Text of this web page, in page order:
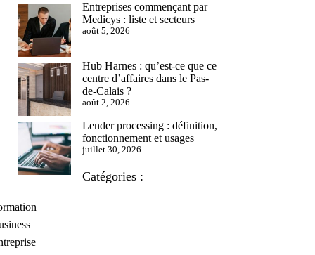
Entreprises commençant par
Medicys : liste et secteurs
août 5, 2026
Hub Harnes : qu’est-ce que ce
centre d’affaires dans le Pas-
de-Calais ?
août 2, 2026
Lender processing : définition,
fonctionnement et usages
juillet 30, 2026
Catégories :